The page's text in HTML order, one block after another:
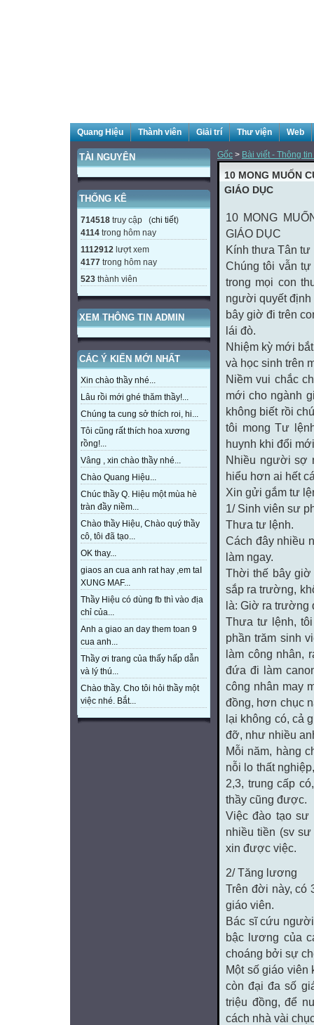
Quang Hiệu Thành viên Giải trí Thư viện Web
TÀI NGUYÊN
THỐNG KÊ
714518 truy cập (chi tiết)
4114 trong hôm nay
1112912 lượt xem
4177 trong hôm nay
523 thành viên
XEM THÔNG TIN ADMIN
CÁC Ý KIẾN MỚI NHẤT
Xin chào thầy nhé...
Lâu rồi mới ghé thăm thầy!...
Chúng ta cung sở thích roi, hi...
Tôi cũng rất thích hoa xương
rồng!...
Vâng , xin chào thầy nhé...
Chào Quang Hiệu...
Chúc thầy Q. Hiệu một mùa hè
tràn đầy niềm...
Chào thầy Hiệu, Chào quý thầy
cô, tôi đã tạo...
OK thay...
giaos an cua anh rat hay ,em taI
XUNG MAF...
Thầy Hiệu có dùng fb thì vào địa
chỉ của...
Anh a giao an day them toan 9
cua anh...
Thầy ơi trang của thấy hấp dẫn
và lý thú...
Chào thầy. Cho tôi hỏi thầy một
việc nhé. Bắt...
Gốc > Bài viết - Thông
10 MONG MUỐN
GIÁO DỤC
10 MONG
GIÁO DỤC
Kính thưa Tân
Chúng tôi vẫn
trong mọi con
người quyết định
bây giờ đi trên
lái đò.
Nhiệm kỳ mới
và học sinh trên
Niềm vui chắc
mới cho ngành
không biết rồi
tôi mong Tư
huynh khi đổi
Nhiều người sợ
hiểu hơn ai hết
Xin gửi gắm tư
1/ Sinh viên sư
Thưa tư lệnh.
Cách đây nhiều
làm ngay.
Thời thế bây giờ
sắp ra trường,
là: Giờ ra trường
Thưa tư lệnh,
phần trăm sinh
làm công nhân,
đứa đi làm
công nhân may
đồng, hơn chục
lại không có, cả
đỡ, như nhiều
Mỗi năm, hàng
nỗi lo thất
2,3, trung cấp
thầy cũng được.
Việc đào tạo sư
nhiều tiền (sv
xin được việc.
2/ Tăng lương
Trên đời này, có
giáo viên.
Bác sĩ cứu
bậc lương của
choáng bởi sự
Một số giáo viên
còn đại đa số
triệu đồng, để
cách nhà vài